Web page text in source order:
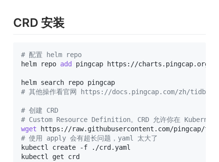
CRD 安装
# 配置 helm repo
helm repo add pingcap https://charts.pingcap.org/
# 其他操作看官网 https://docs.pingcap.com/zh/
# 创建 CRD
# Custom Resource Definition。CRD 允许你在
wget
# 使用 apply 会有超长问题，yaml 太大了
kubectl create -f ./crd.yaml
kubectl get crd